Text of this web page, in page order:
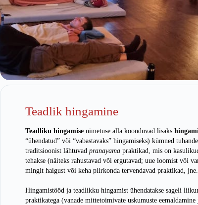
Teadlik hingamine
Teadliku hingamise nimetuse alla koonduvad lisaks
“ühendatud” või “vabastavaks” hingamiseks) kümned
traditsioonist lähtuvad pranayama praktikad, mis on
tehakse (näiteks rahustavad või ergutavad; uue loomist või
mingit haigust või keha piirkonda tervendavad praktikad,
Hingamistööd ja teadlikku hingamist ühendatakse sageli
praktikatega (vanade mittetoimivate uskumuste eemaldamine